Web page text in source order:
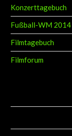
Konzerttagebuch
Fußball-WM 2014
Filmtagebuch
Filmforum